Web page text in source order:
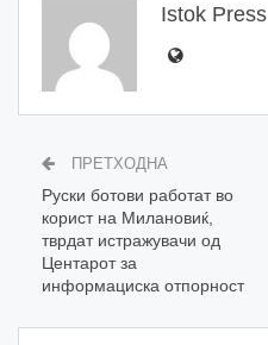
Istok Press
ПРЕТХОДНА
Руски ботови работат во
корист на Милановиќ,
тврдат истражувачи од
Центарот за
информациска отпорност